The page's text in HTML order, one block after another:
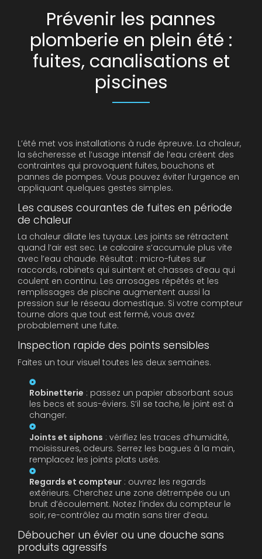
Prévenir les pannes
plomberie en plein été :
fuites, canalisations et
piscines
L’été met vos installations à rude épreuve. La chaleur,
la sécheresse et l’usage intensif de l’eau créent des
contraintes qui provoquent fuites, bouchons et
pannes de pompes. Vous pouvez éviter l’urgence en
appliquant quelques gestes simples.
Les causes courantes de fuites en période
de chaleur
La chaleur dilate les tuyaux. Les joints se rétractent
quand l’air est sec. Le calcaire s’accumule plus vite
avec l’eau chaude. Résultat : micro-fuites sur
raccords, robinets qui suintent et chasses d’eau qui
coulent en continu. Les arrosages répétés et les
remplissages de piscine augmentent aussi la
pression sur le réseau domestique. Si votre compteur
tourne alors que tout est fermé, vous avez
probablement une fuite.
Inspection rapide des points sensibles
Faites un tour visuel toutes les deux semaines.
Robinetterie : passez un papier absorbant sous
les becs et sous-éviers. S’il se tache, le joint est à
changer.
Joints et siphons : vérifiez les traces d’humidité,
moisissures, odeurs. Serrez les bagues à la main,
remplacez les joints plats usés.
Regards et compteur : ouvrez les regards
extérieurs. Cherchez une zone détrempée ou un
bruit d’écoulement. Notez l’index du compteur le
soir, re-contrôlez au matin sans tirer d’eau.
Déboucher un évier ou une douche sans
produits agressifs